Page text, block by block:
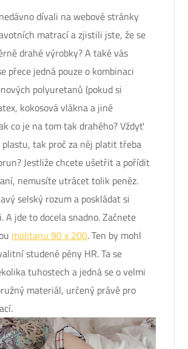
dívali na webové stránky
matrací a zjistili jste, že se
drahé výrobky? A také vás
přece jedná pouze o kombinaci
polyuretanů (pokud si
kokosová vlákna a jiné
co je na tom tak drahého? Vždyť
plastu, tak proč za něj platit třeba
Jestliže chcete ušetřit a pořídit
nemusíte utrácet tolik peněz.
selský rozum a poskládat si
A jde to docela snadno.Začnete
molitanu 90 x 200. Ten by mohl
studené pěny HR. Ta se
tuhostech a jedná se o velmi
materiál, určený právě pro